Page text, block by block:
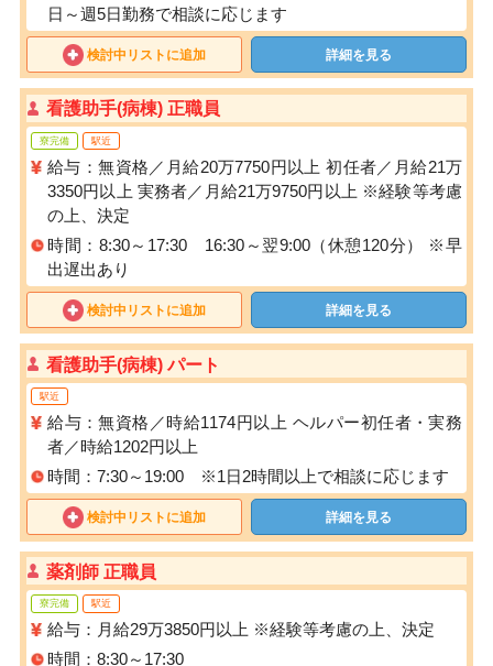
日～週5日勤務で相談に応じます
検討中リストに追加 詳細を見る
看護助手(病棟) 正職員
寮完備 駅近
給与：無資格／月給20万7750円以上 初任者／月給21万
3350円以上 実務者／月給21万9750円以上 ※経験等考慮
の上、決定
時間：8:30～17:30 16:30～翌9:00（休憩120分） ※早
出遅出あり
検討中リストに追加 詳細を見る
看護助手(病棟) パート
駅近
給与：無資格／時給1174円以上 ヘルパー初任者・実務
者／時給1202円以上
時間：7:30～19:00 ※1日2時間以上で相談に応じます
検討中リストに追加 詳細を見る
薬剤師 正職員
寮完備 駅近
給与：月給29万3850円以上 ※経験等考慮の上、決定
時間：8:30～17:30